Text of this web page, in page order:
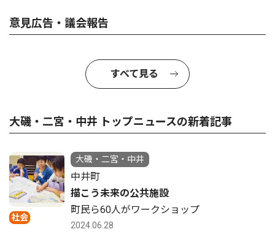
意見広告・議会報告
すべて見る
大磯・二宮・中井 トップニュースの新着記事
社会
大磯・二宮・中井
中井町
描こう未来の公共施設
町民ら60人がワークショップ
2024.06.28